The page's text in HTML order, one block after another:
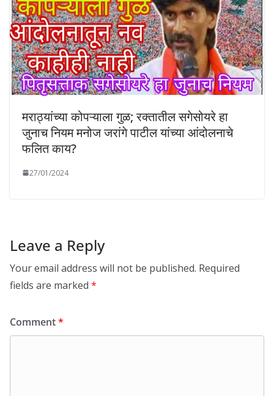
मराठ्यांच्या कोपऱ्याला गुळ; रक्तातील सगेसोयरे हा
जुनाच नियम मनोज जरांगे पाटील यांच्या आंदोलनाचे
फलित काय?
27/01/2024
Leave a Reply
Your email address will not be published. Required
fields are marked *
Comment*